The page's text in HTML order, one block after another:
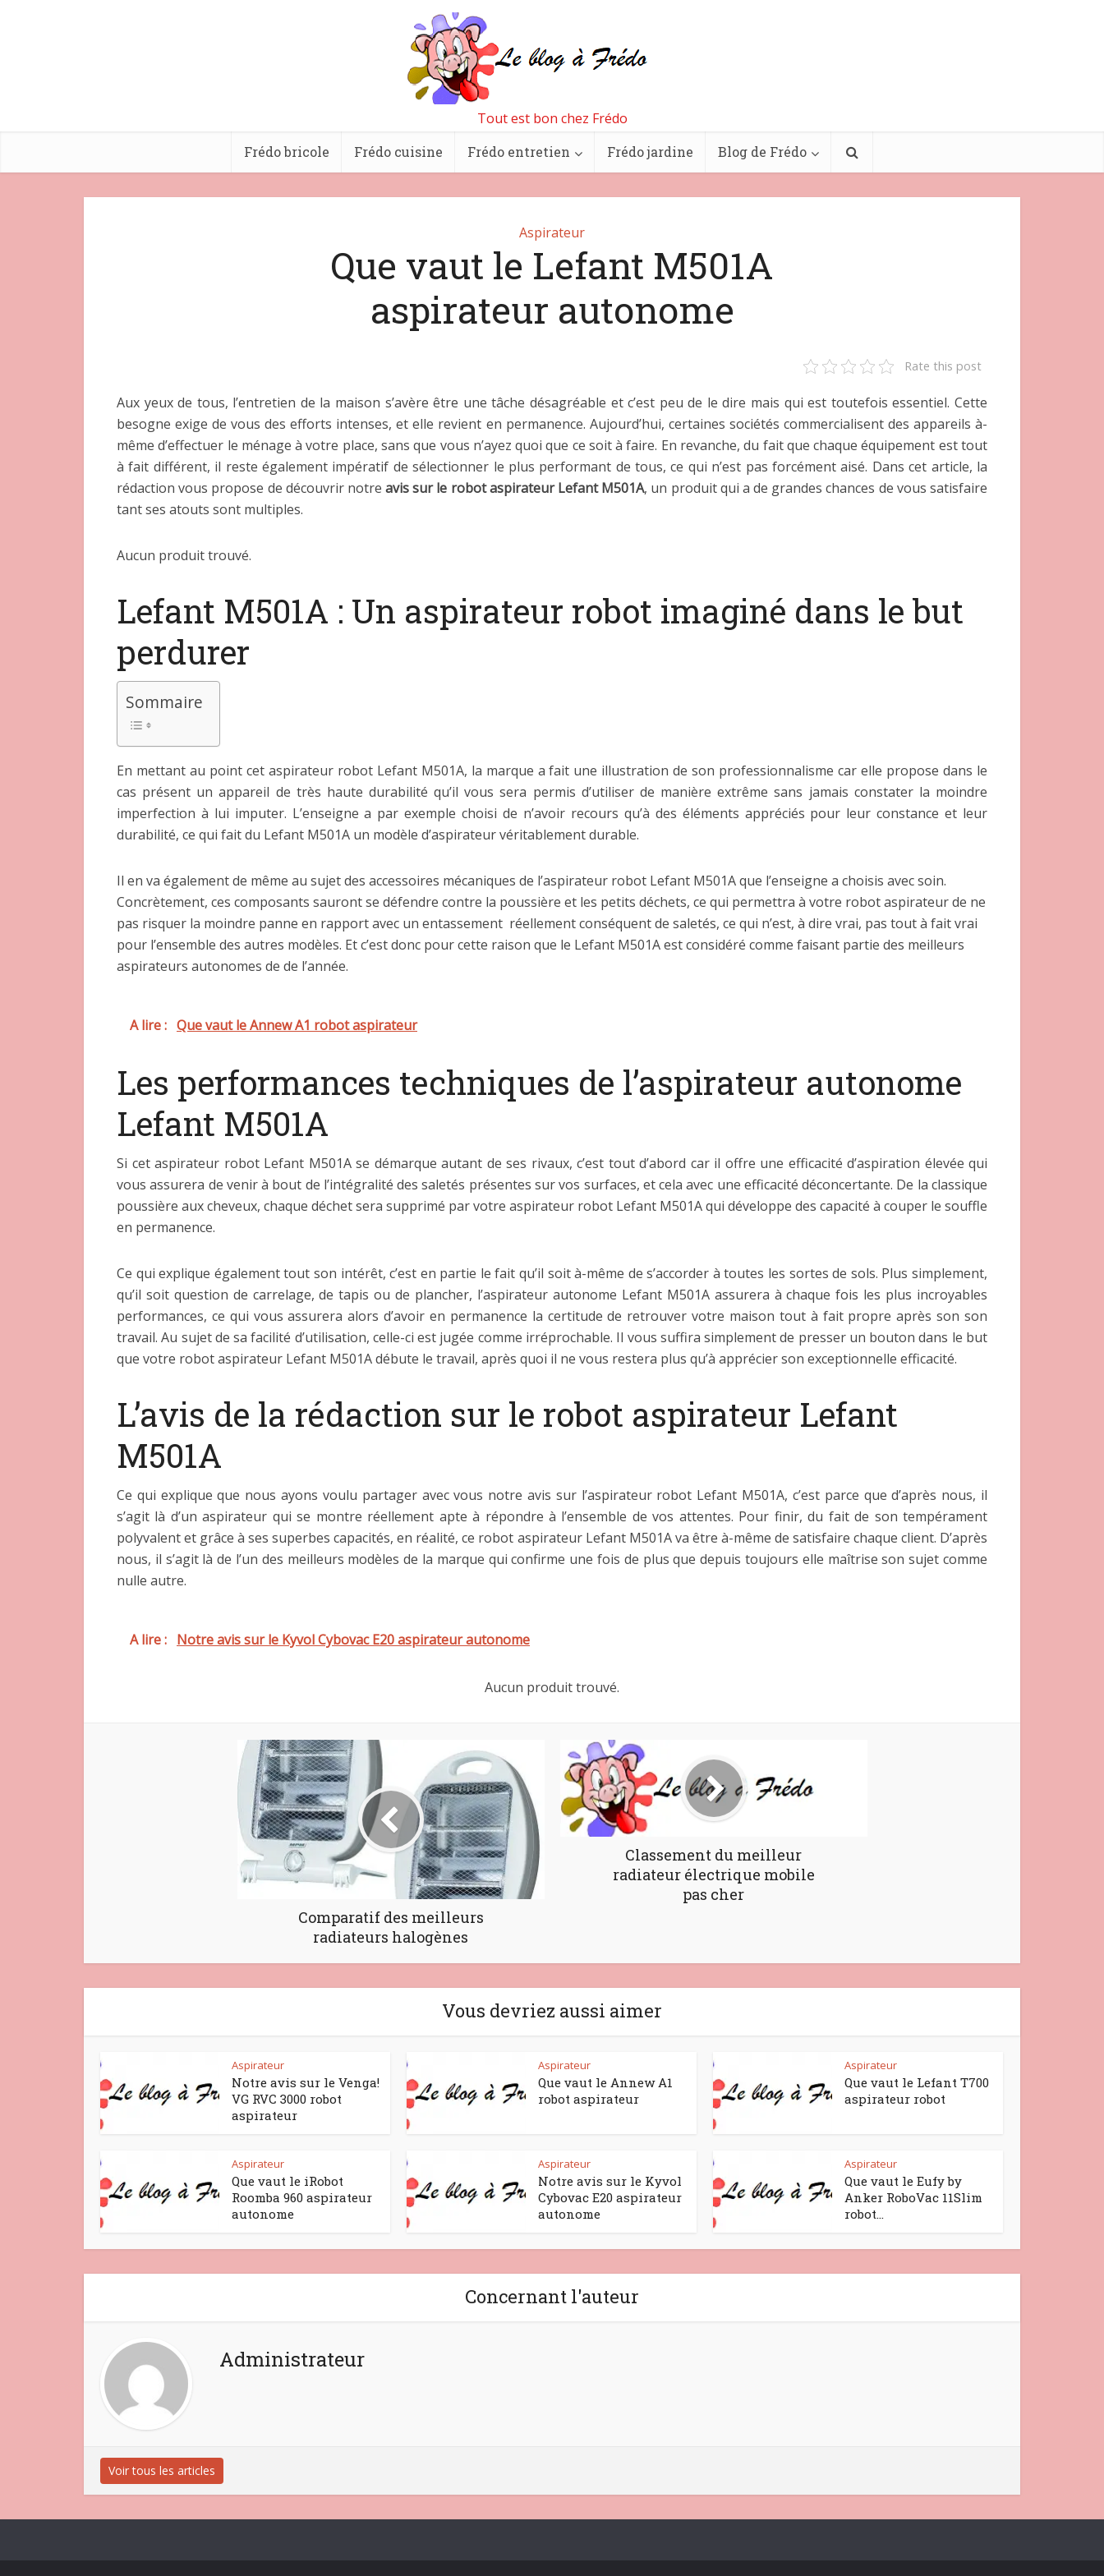
Tout est bon chez Frédo
Frédo bricole Frédo cuisine Frédo entretien Frédo jardine Blog de Frédo
Aspirateur
Que vaut le Lefant M501A
aspirateur autonome
Rate this post
Aux yeux de tous, l’entretien de la maison s’avère être une tâche désagréable et c’est peu de le dire mais qui est toutefois essentiel. Cette
besogne exige de vous des efforts intenses, et elle revient en permanence. Aujourd’hui, certaines sociétés commercialisent des appareils à-
même d’effectuer le ménage à votre place, sans que vous n’ayez quoi que ce soit à faire. En revanche, du fait que chaque équipement est tout
à fait différent, il reste également impératif de sélectionner le plus performant de tous, ce qui n’est pas forcément aisé. Dans cet article, la
rédaction vous propose de découvrir notreavis sur le robot aspirateur Lefant M501A, un produit qui a de grandes chances de vous satisfaire
tant ses atouts sont multiples.
Aucun produit trouvé.
Lefant M501A : Un aspirateur robot imaginé dans le but
perdurer
Sommaire
En mettant au point cet aspirateur robot Lefant M501A, la marque a fait une illustration de son professionnalisme car elle propose dans le
cas présent un appareil de très haute durabilité qu’il vous sera permis d’utiliser de manière extrême sans jamais constater la moindre
imperfection à lui imputer. L’enseigne a par exemple choisi de n’avoir recours qu’à des éléments appréciés pour leur constance et leur
durabilité, ce qui fait du Lefant M501A un modèle d’aspirateur véritablement durable.
Il en va également de même au sujet des accessoires mécaniques de l’aspirateur robot Lefant M501A que l’enseigne a choisis avec soin.
Concrètement, ces composants sauront se défendre contre la poussière et les petits déchets, ce qui permettra à votre robot aspirateur de ne
pas risquer la moindre panne en rapport avec un entassement réellement conséquent de saletés, ce qui n’est, à dire vrai, pas tout à fait vrai
pour l’ensemble des autres modèles. Et c’est donc pour cette raison que le Lefant M501A est considéré comme faisant partie des meilleurs
aspirateurs autonomes de de l’année.
A lire : Que vaut le Annew A1 robot aspirateur
Les performances techniques de l’aspirateur autonome
Lefant M501A
Si cet aspirateur robot Lefant M501A se démarque autant de ses rivaux, c’est tout d’abord car il offre une efficacité d’aspiration élevée qui
vous assurera de venir à bout de l’intégralité des saletés présentes sur vos surfaces, et cela avec une efficacité déconcertante. De la classique
poussière aux cheveux, chaque déchet sera supprimé par votre aspirateur robot Lefant M501A qui développe des capacité à couper le souffle
en permanence.
Ce qui explique également tout son intérêt, c’est en partie le fait qu’il soit à-même de s’accorder à toutes les sortes de sols. Plus simplement,
qu’il soit question de carrelage, de tapis ou de plancher, l’aspirateur autonome Lefant M501A assurera à chaque fois les plus incroyables
performances, ce qui vous assurera alors d’avoir en permanence la certitude de retrouver votre maison tout à fait propre après son son
travail. Au sujet de sa facilité d’utilisation, celle-ci est jugée comme irréprochable. Il vous suffira simplement de presser un bouton dans le but
que votre robot aspirateur Lefant M501A débute le travail, après quoi il ne vous restera plus qu’à apprécier son exceptionnelle efficacité.
L’avis de la rédaction sur le robot aspirateur Lefant
M501A
Ce qui explique que nous ayons voulu partager avec vous notre avis sur l’aspirateur robot Lefant M501A, c’est parce que d’après nous, il
s’agit là d’un aspirateur qui se montre réellement apte à répondre à l’ensemble de vos attentes. Pour finir, du fait de son tempérament
polyvalent et grâce à ses superbes capacités, en réalité, ce robot aspirateur Lefant M501A va être à-même de satisfaire chaque client. D’après
nous, il s’agit là de l’un des meilleurs modèles de la marque qui confirme une fois de plus que depuis toujours elle maîtrise son sujet comme
nulle autre.
A lire : Notre avis sur le Kyvol Cybovac E20 aspirateur autonome
Aucun produit trouvé.
Comparatif des meilleurs
radiateurs halogènes
Classement du meilleur
radiateur électrique mobile
pas cher
Vous devriez aussi aimer
Aspirateur
Notre avis sur le Venga!
VG RVC 3000 robot
aspirateur
Aspirateur
Que vaut le Annew A1
robot aspirateur
Aspirateur
Que vaut le Lefant T700
aspirateur robot
Aspirateur
Que vaut le iRobot
Roomba 960 aspirateur
autonome
Aspirateur
Notre avis sur le Kyvol
Cybovac E20 aspirateur
autonome
Aspirateur
Que vaut le Eufy by
Anker RoboVac 11Slim
robot...
Concernant l'auteur
Administrateur
Voir tous les articles